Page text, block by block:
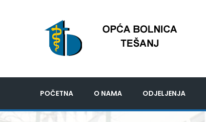
POČETNA O NAMA ODJELJENJA